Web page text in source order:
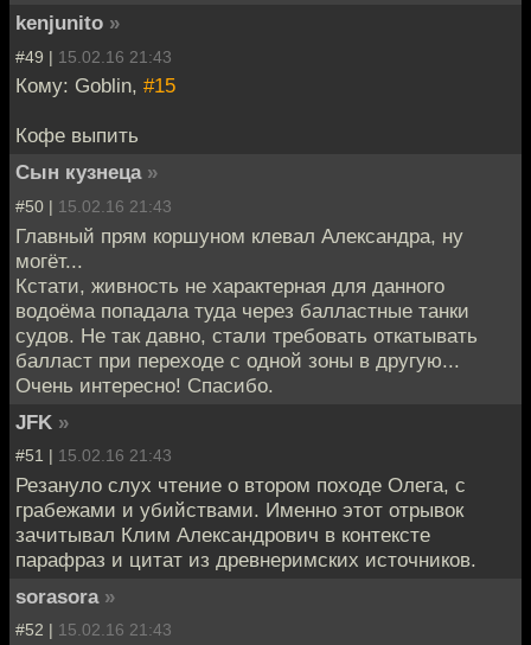
kenjunito »
#49 | 15.02.16 21:43
Кому: Goblin, #15
Кофе выпить
Сын кузнеца »
#50 | 15.02.16 21:43
Главный прям коршуном клевал Александра, ну
могёт...
Кстати, живность не характерная для данного
водоёма попадала туда через балластные танки
судов. Не так давно, стали требовать откатывать
балласт при переходе с одной зоны в другую...
Очень интересно! Спасибо.
JFK »
#51 | 15.02.16 21:43
Резануло слух чтение о втором походе Олега, с
грабежами и убийствами. Именно этот отрывок
зачитывал Клим Александрович в контексте
парафраз и цитат из древнеримских источников.
sorasora »
#52 | 15.02.16 21:43